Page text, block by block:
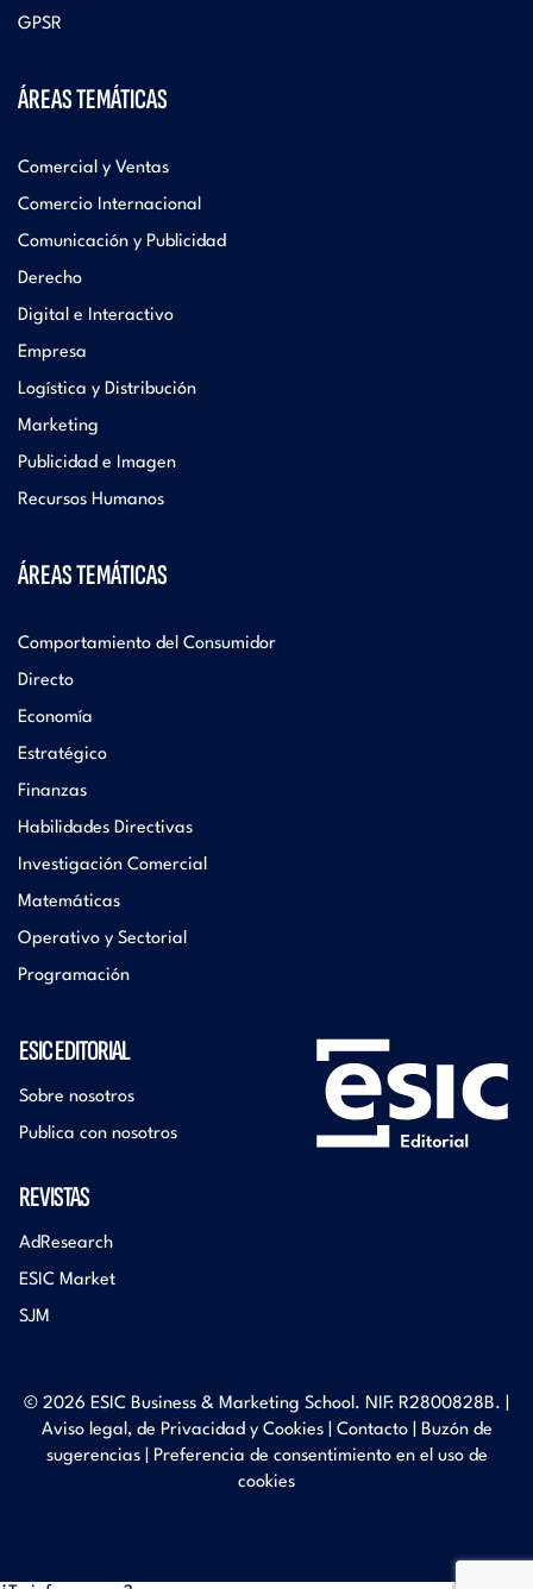
GPSR
ÁREAS TEMÁTICAS
Comercial y Ventas
Comercio Internacional
Comunicación y Publicidad
Derecho
Digital e Interactivo
Empresa
Logística y Distribución
Marketing
Publicidad e Imagen
Recursos Humanos
ÁREAS TEMÁTICAS
Comportamiento del Consumidor
Directo
Economía
Estratégico
Finanzas
Habilidades Directivas
Investigación Comercial
Matemáticas
Operativo y Sectorial
Programación
ESIC EDITORIAL
Sobre nosotros
Publica con nosotros
REVISTAS
AdResearch
ESIC Market
SJM
© 2026 ESIC Business & Marketing School. NIF: R2800828B. |
Aviso legal, de Privacidad y Cookies| Contacto| Buzón de
sugerencias| Preferencia de consentimiento en el uso de
cookies